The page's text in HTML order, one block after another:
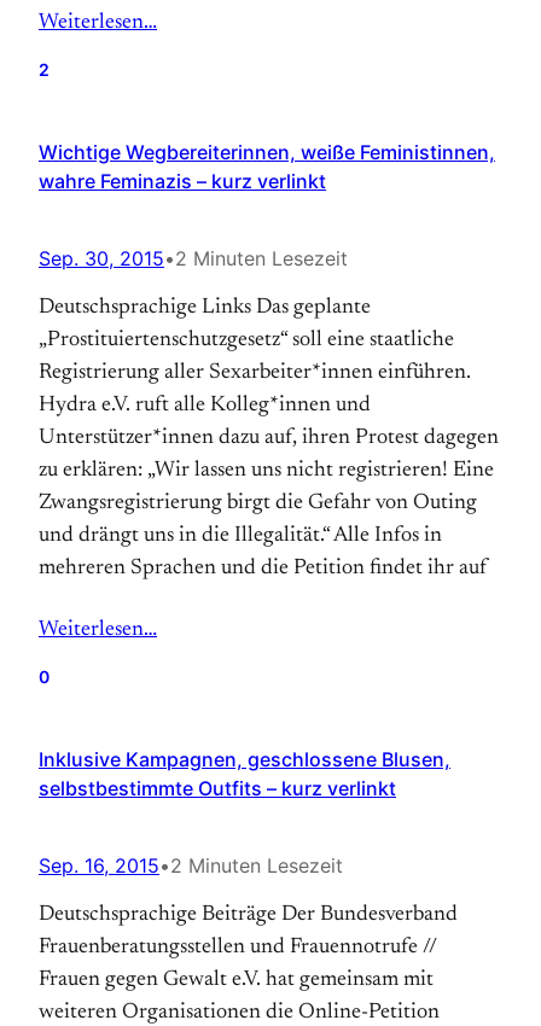
Weiterlesen…
2
Wichtige Wegbereiterinnen, weiße Feministinnen,
wahre Feminazis – kurz verlinkt
Sep. 30, 2015•2 Minuten Lesezeit
Deutschsprachige Links Das geplante
„Prostituiertenschutzgesetz“ soll eine staatliche
Registrierung aller Sexarbeiter*innen einführen.
Hydra e.V. ruft alle Kolleg*innen und
Unterstützer*innen dazu auf, ihren Protest dagegen
zu erklären: „Wir lassen uns nicht registrieren! Eine
Zwangsregistrierung birgt die Gefahr von Outing
und drängt uns in die Illegalität.“ Alle Infos in
mehreren Sprachen und die Petition findet ihr auf
Weiterlesen…
0
Inklusive Kampagnen, geschlossene Blusen,
selbstbestimmte Outfits – kurz verlinkt
Sep. 16, 2015•2 Minuten Lesezeit
Deutschsprachige Beiträge Der Bundesverband
Frauenberatungsstellen und Frauennotrufe //
Frauen gegen Gewalt e.V. hat gemeinsam mit
weiteren Organisationen die Online-Petition